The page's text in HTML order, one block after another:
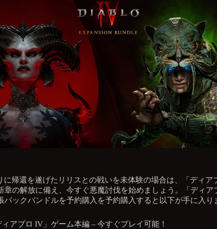
に帰還を遂げたリリスとの戦いを未体験の場合は、「ディア
章の解放に備え、今すぐ悪魔討伐を始めましょう。「ディア
パックバンドルを予約購入を予約購入すると以下が手に入り
ィアブロ IV」ゲーム本編 – 今すぐプレイ可能！